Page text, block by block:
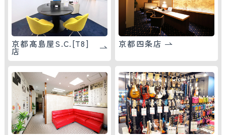
京都髙島屋S.C.[T8]
店
京都四条店